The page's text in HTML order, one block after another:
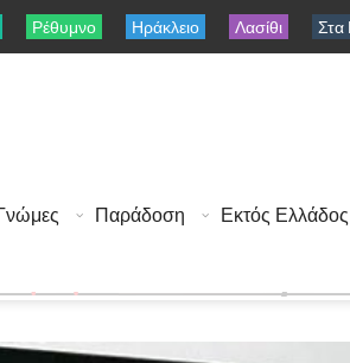
Ρέθυμνο Ηράκλειο Λασίθι Στα
Παράδοση
Εκτός Ελλάδος